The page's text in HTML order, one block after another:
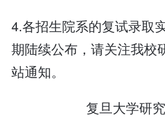
4.各招生院系的复试录取
期陆续公布，请关注我校
站通知。
复旦大学研